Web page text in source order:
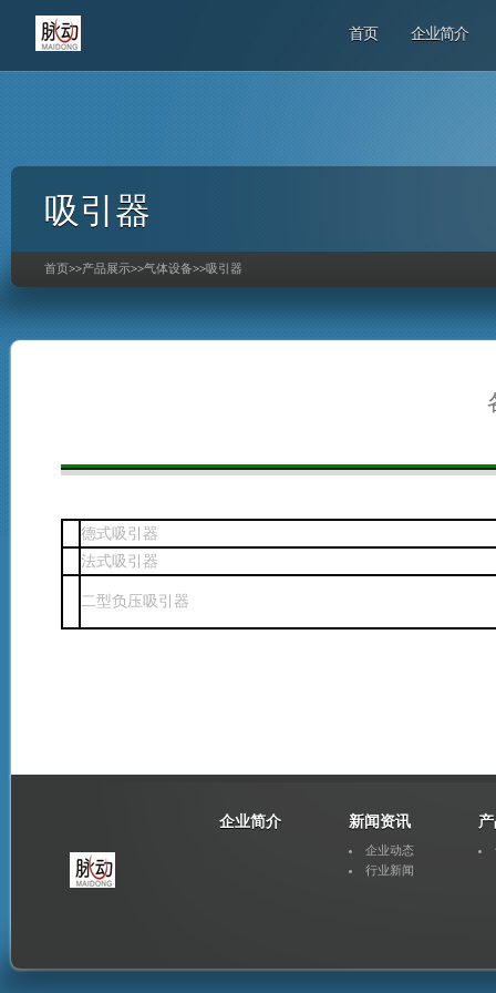
首页 企业简介
吸引器
首页>>产品展示>>气体设备>>吸引器
德式吸引器
法式吸引器
二型负压吸引器
企业简介 新闻资讯
企业动态
行业新闻